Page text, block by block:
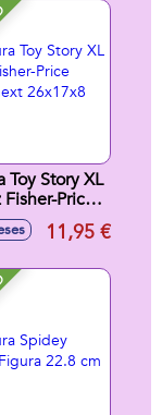
Toy Story XL
Fisher-Price
26x17x8
cm
11,95 €